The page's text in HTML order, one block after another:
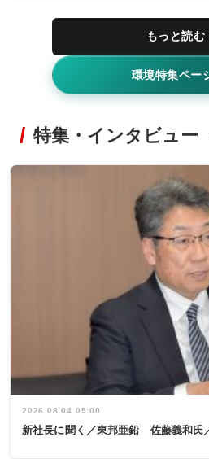
もっと読む
環境特集ペー
特集・インタビュー
2026.08.04 05:00
新社長に聞く／東邦亜鉛 佐藤義和氏